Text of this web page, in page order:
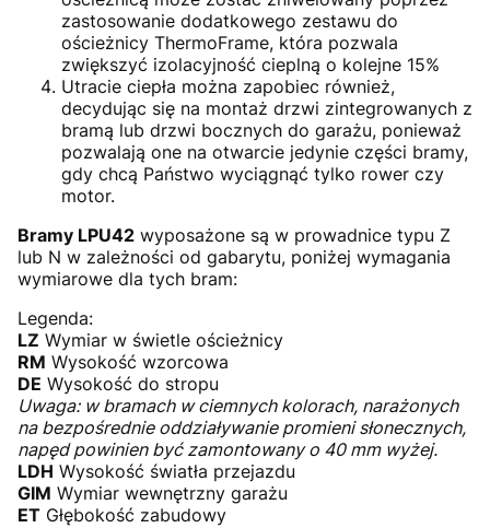
zastosowanie dodatkowego zestawu do
ościeżnicy ThermoFrame, która pozwala
zwiększyć izolacyjność cieplną o kolejne 15%
Utracie ciepła można zapobiec również,
decydując się na montaż drzwi zintegrowanych z
bramą lub drzwi bocznych do garażu, ponieważ
pozwalają one na otwarcie jedynie części bramy,
gdy chcą Państwo wyciągnąć tylko rower czy
motor.
Bramy LPU42 wyposażone są w prowadnice typu Z
lub N w zależności od gabarytu, poniżej wymagania
wymiarowe dla tych bram:
Legenda:
LZ Wymiar w świetle ościeżnicy
RM Wysokość wzorcowa
DE Wysokość do stropu
Uwaga: w bramach w ciemnych kolorach, narażonych
na bezpośrednie oddziaływanie promieni słonecznych,
napęd powinien być zamontowany o 40 mm wyżej.
LDH Wysokość światła przejazdu
GIM Wymiar wewnętrzny garażu
ET Głębokość zabudowy